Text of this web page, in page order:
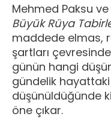
Mehmed Paksu
Büyük Rüya
maddede elmas,
şartları
günün hangi
gündelik hayattaki
düşünüldüğünde
öne çıkar.